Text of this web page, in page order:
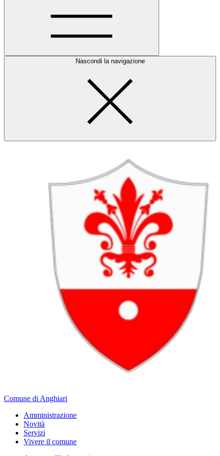
Nascondi la navigazione
Comune di Anghiari
Amministrazione
Novità
Servizi
Vivere il comune